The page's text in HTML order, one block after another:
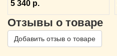
5 340 р.
Отзывы о товаре
Добавить отзыв о товаре